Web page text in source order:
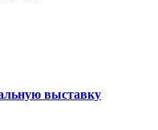
выставку